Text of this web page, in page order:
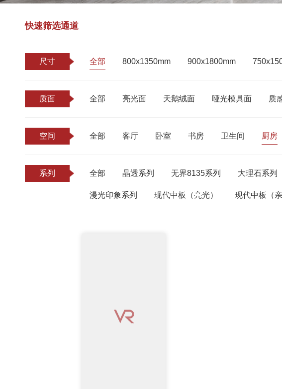
快速筛选通道
尺寸 全部 800x1350mm 900x1800mm
质面 全部 亮光面 天鹅绒面 哑光模具面 质
空间 全部 客厅 卧室 书房 卫生间 厨房
系列 全部 晶透系列 无界8135系列 大理石系列
漫光印象系列 现代中板（亮光） 现代中板（亲